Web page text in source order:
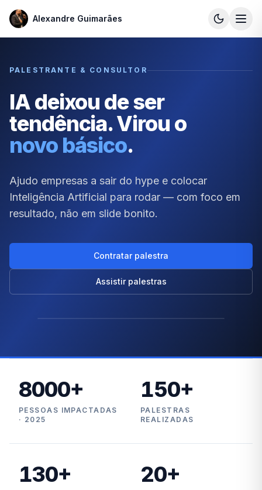
Alexandre Guimarães
Alexandre Guimarães
PALESTRANTE & CONSULTOR
IA deixou de ser
tendência. Virou o
novo básico.
Ajudo empresas a sair do hype e colocar
Inteligência Artificial para rodar — com foco em
resultado, não em slide bonito.
Contratar palestra
Assistir palestras
8000+
PESSOAS IMPACTADAS
· 2025
150+
PALESTRAS
REALIZADAS
130+ 20+